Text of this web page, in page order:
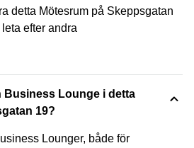
detta Mötesrum på Skeppsgatan
efter andra
Business Lounge i detta
19?
Lounger, både för